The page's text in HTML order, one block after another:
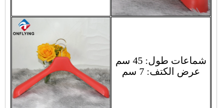
شماعات طول: 45 سم
عرض الكتف: 7 سم